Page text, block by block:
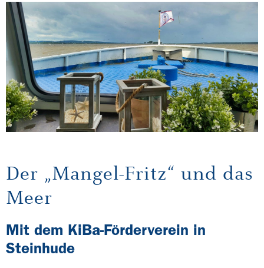
Der „Mangel-Fritz“ und das
Meer
Mit dem KiBa-Förderverein in
Steinhude